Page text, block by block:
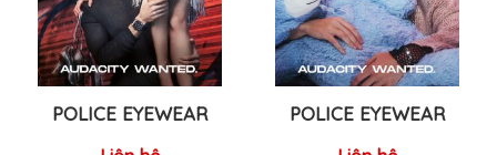
POLICE EYEWEAR
POLICE EYEWEAR